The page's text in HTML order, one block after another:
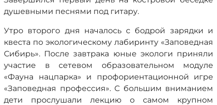
душевными песнями под гитару.
Утро второго дня началось с бодрой зарядки и
квеста по экологическому лабиринту «Заповедная
Сибирь». После завтрака юные экологи приняли
участие в сетевом образовательном модуле
«Фауна нацпарка» и профориентационной игре
«Заповедная профессия». С большим вниманием
дети прослушали лекцию о самом крупном